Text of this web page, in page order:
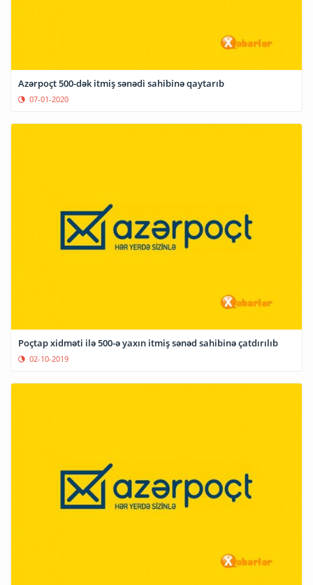
Azərpoçt 500-dək itmiş sənədi sahibinə qaytarıb
07-01-2020
Poçtap xidməti ilə 500-ə yaxın itmiş sənəd sahibinə çatdırılıb
02-10-2019